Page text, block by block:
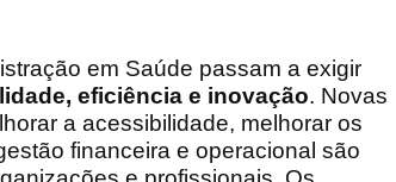
em Saúde passam a exigir
eficiência e inovação. Novas
a acessibilidade, melhorar os
financeira e operacional são